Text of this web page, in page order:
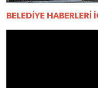
BELEDİYE HABERLERİ